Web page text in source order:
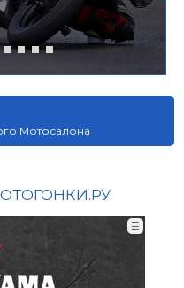
Мотосалона
☰